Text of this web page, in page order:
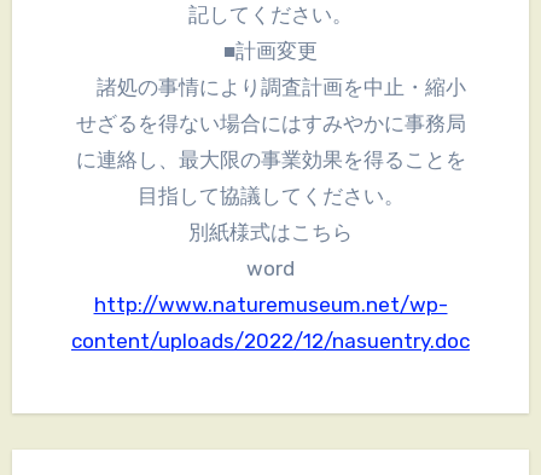
記してください。
■計画変更
諸処の事情により調査計画を中止・縮小
せざるを得ない場合にはすみやかに事務局
に連絡し、最大限の事業効果を得ることを
目指して協議してください。
別紙様式はこちら
word
http://www.naturemuseum.net/wp-
content/uploads/2022/12/nasuentry.doc